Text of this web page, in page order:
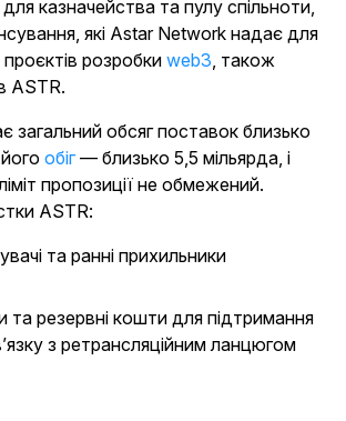
казначейства та пулу спільноти,
які Astar Network надає для
розробки web3, також
ASTR.
загальний обсяг поставок близько
обіг— близько 5,5 мільярда, і
пропозиції не обмежений.
ASTR:
та ранні прихильники
резервні кошти для підтримання
з ретрансляційним ланцюгом